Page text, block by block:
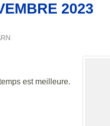
2023
est meilleure.